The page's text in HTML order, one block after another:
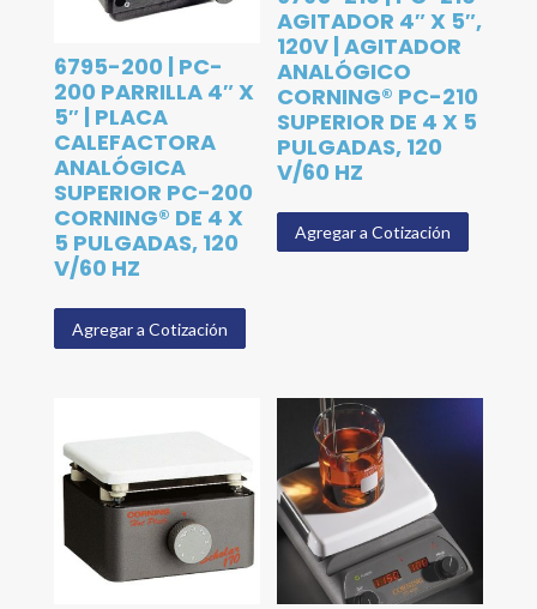
6795-200 | PC-
200 PARRILLA 4″ X
5″ | PLACA
CALEFACTORA
ANALÓGICA
SUPERIOR PC-200
CORNING® DE 4 X
5 PULGADAS, 120
V/60 HZ
Agregar a Cotización
AGITADOR 4″ X 5″,
120V | AGITADOR
ANALÓGICO
CORNING® PC-210
SUPERIOR DE 4 X 5
PULGADAS, 120
V/60 HZ
Agregar a Cotización